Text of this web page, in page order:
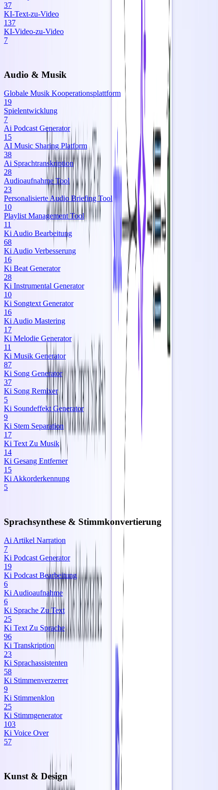
37
KI‑Text‑zu‑Video
137
KI‑Video‑zu‑Video
7
Audio & Musik
Globale Musik Kooperationsplattform
19
Spielentwicklung
7
Ai Podcast Generator
15
AI Music Sharing Platform
38
Ai Sprachtranskription
28
Audioaufnahme Tool
23
Personalisierte Audio Briefing Tool
10
Playlist Management Tool
11
Ki Audio Bearbeitung
68
Ki Audio Verbesserung
16
Ki Beat Generator
28
Ki Instrumental Generator
10
Ki Songtext Generator
16
Ki Audio Mastering
17
Ki Melodie Generator
11
Ki Musik Generator
87
Ki Song Generator
37
Ki Song Remixer
5
Ki Soundeffekt Generator
9
Ki Stem Separation
17
Ki Text Zu Musik
14
Ki Gesang Entferner
15
Ki Akkorderkennung
5
Sprachsynthese & Stimmkonvertierung
Ai Artikel Narration
7
Ki Podcast Generator
19
Ki Podcast Bearbeitung
6
Ki Audioaufnahme
6
Ki Sprache Zu Text
25
Ki Text Zu Sprache
96
Ki Transkription
23
Ki Sprachassistenten
58
Ki Stimmenverzerrer
9
Ki Stimmenklon
25
Ki Stimmgenerator
103
Ki Voice Over
57
Kunst & Design